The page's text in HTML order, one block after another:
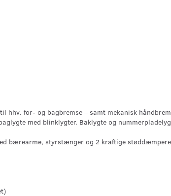
hhv. for- og bagbremse – samt mekanisk
med blinklygter. Baklygte og
bærearme, styrstænger og 2 kraftige støddæmpere